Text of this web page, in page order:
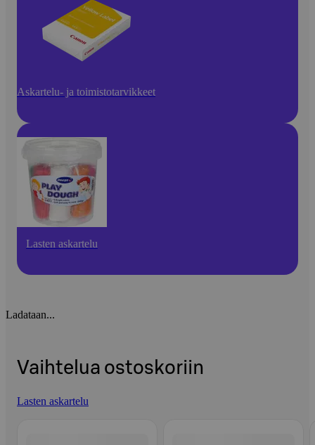
Askartelu- ja toimistotarvikkeet
Lasten askartelu
Ladataan...
Vaihtelua ostoskoriin
Lasten askartelu